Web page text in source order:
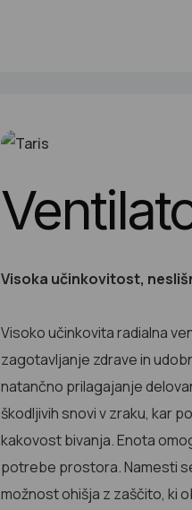
Visoka učinkovitost,
Visoko učinkovita radialna
zagotavljanje zdrave in
natančno prilagajanje
škodljivih snovi v zraku, kar
kakovost bivanja. Enota
potrebe prostora. Namesti
možnost ohišja z zaščito, ki